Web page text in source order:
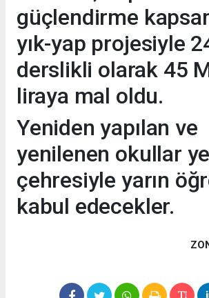
güçlendirme
yık-yap projesiyle
derslikli olarak 45
liraya mal oldu.
Yeniden yapılan ve
yenilenen okullar
çehresiyle yarın
kabul edecekler.